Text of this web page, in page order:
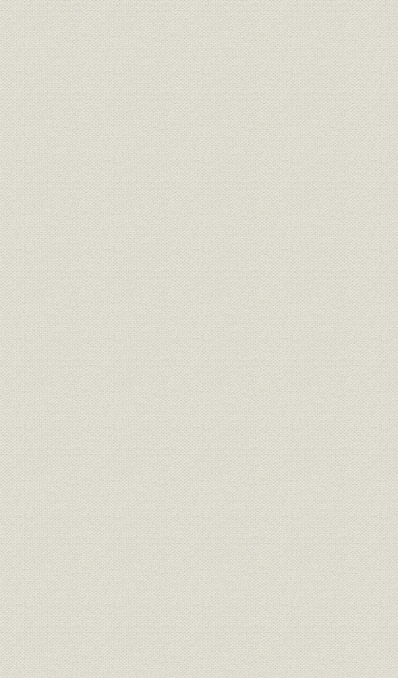
役員 第三代社長 安田善助 [明治35年
財務・業績;経営
株式会社時代の業績(明治33年~
大正末)
明治33年
年度(1926
事業所
大正2年5月新築の本社社屋(小舟
町河岸)
大正2年
事業所
大正10年2月新築の本社社屋(鎧
河岸)
大正10年
事業所 関東大震災以前の本社社屋付近 [大正12年
事業所;災害
関東大震災で類焼した本社の内
部
[大正12年
広告宣伝;事業所
保険金即時支払の広告と震災後
の本社付近の様子
[大正13年
商品;経営
「改正種類」の保険証券(明治37
年)と生命保険契約案内
明治37年
営業;関係会社 年度末代理店数の推移
明治33年
年度(1926
広告宣伝
「普通養老保険案内」「特別養
老保険案内」
[大正4年
売上 主な収入
明治27年
年度(1926
資産 資産内訳
明治27年
年度(1926
資産;業界 資産規模の比較
大正2年度
度(1926年